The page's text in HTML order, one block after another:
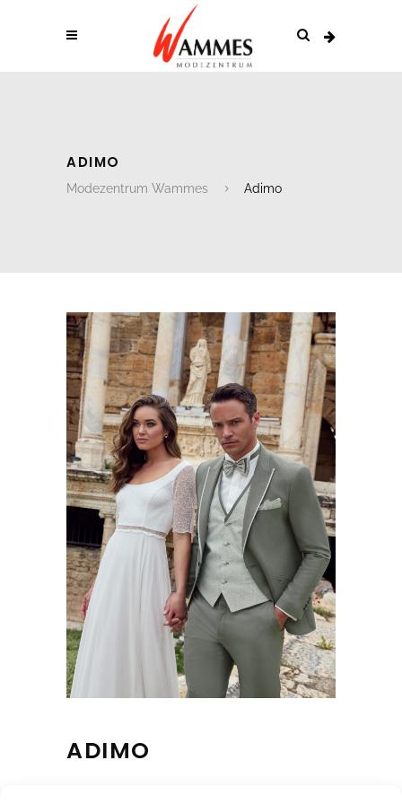
ADIMO
Modezentrum Wammes Adimo
ADIMO